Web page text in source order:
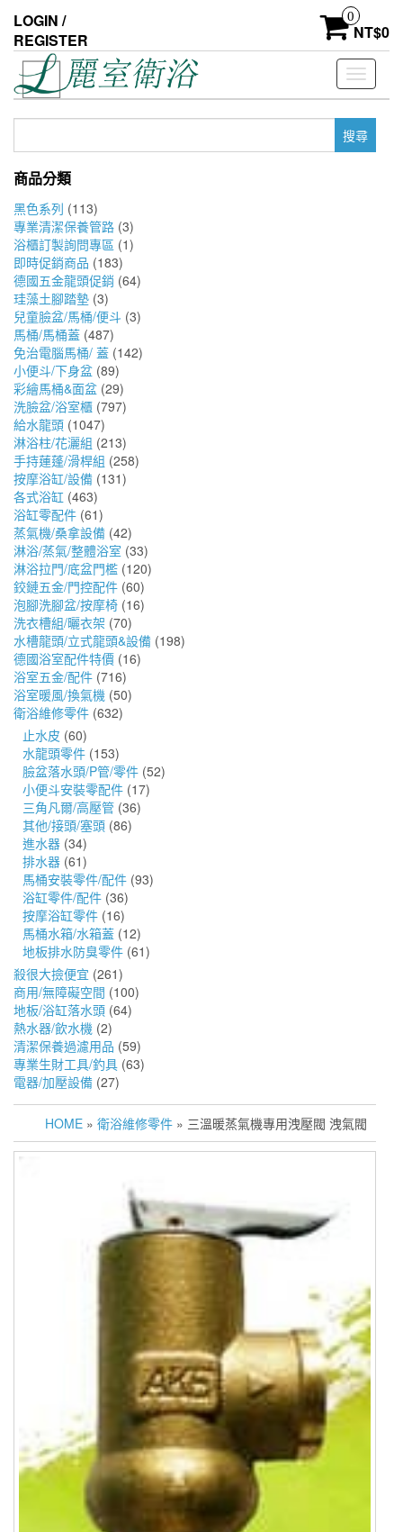
the
content
LOGIN /
REGISTER
0
NT$0
Toggle
鍵
商品分類
黑色系列 (113)
專業清潔保養管路 (3)
浴櫃訂製詢問專區 (1)
即時促銷商品 (183)
德國五金龍頭促銷 (64)
珪藻土腳踏墊 (3)
兒童臉盆/馬桶/便斗 (3)
馬桶/馬桶蓋 (487)
免治電腦馬桶/ 蓋 (142)
小便斗/下身盆 (89)
彩繪馬桶&面盆 (29)
洗臉盆/浴室櫃 (797)
給水龍頭 (1047)
淋浴柱/花灑組 (213)
手持蓮蓬/滑桿組 (258)
按摩浴缸/設備 (131)
各式浴缸 (463)
浴缸零配件 (61)
蒸氣機/桑拿設備 (42)
淋浴/蒸氣/整體浴室 (33)
淋浴拉門/底盆門檻 (120)
鉸鏈五金/門控配件 (60)
泡腳洗腳盆/按摩椅 (16)
洗衣槽組/曬衣架 (70)
水槽龍頭/立式龍頭&設備 (198)
德國浴室配件特價 (16)
浴室五金/配件 (716)
浴室暖風/換氣機 (50)
衛浴維修零件 (632)
止水皮 (60)
水龍頭零件 (153)
臉盆落水頭/P管/零件 (52)
小便斗安裝零配件 (17)
三角凡爾/高壓管 (36)
其他/接頭/塞頭 (86)
進水器 (34)
排水器 (61)
馬桶安裝零件/配件 (93)
浴缸零件/配件 (36)
按摩浴缸零件 (16)
馬桶水箱/水箱蓋 (12)
地板排水防臭零件 (61)
殺很大撿便宜 (261)
商用/無障礙空間 (100)
地板/浴缸落水頭 (64)
熱水器/飲水機 (2)
清潔保養過濾用品 (59)
專業生財工具/釣具 (63)
電器/加壓設備 (27)
HOME » 衛浴維修零件 » 三溫暖蒸氣機專用洩壓閥 洩氣閥